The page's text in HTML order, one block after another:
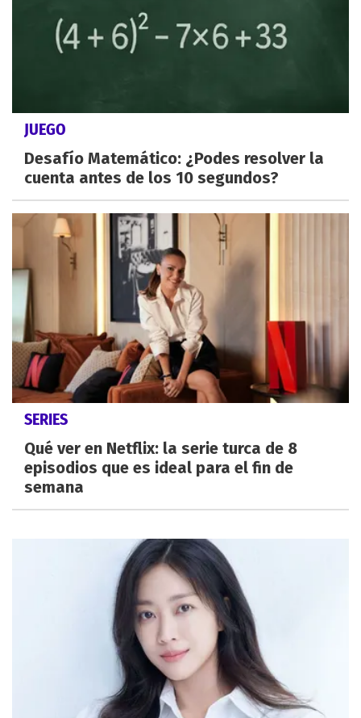
JUEGO
Desafío Matemático: ¿Podes resolver la
cuenta antes de los 10 segundos?
SERIES
Qué ver en Netflix: la serie turca de 8
episodios que es ideal para el fin de
semana